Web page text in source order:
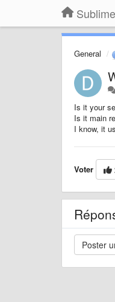
General
Is it your
Is it main
I know, it
Voter